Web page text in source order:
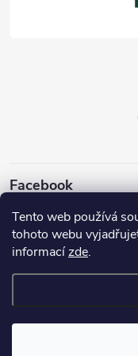
Tento web používá
tohoto webu
informacízde.
Facebook
Copyright 2026